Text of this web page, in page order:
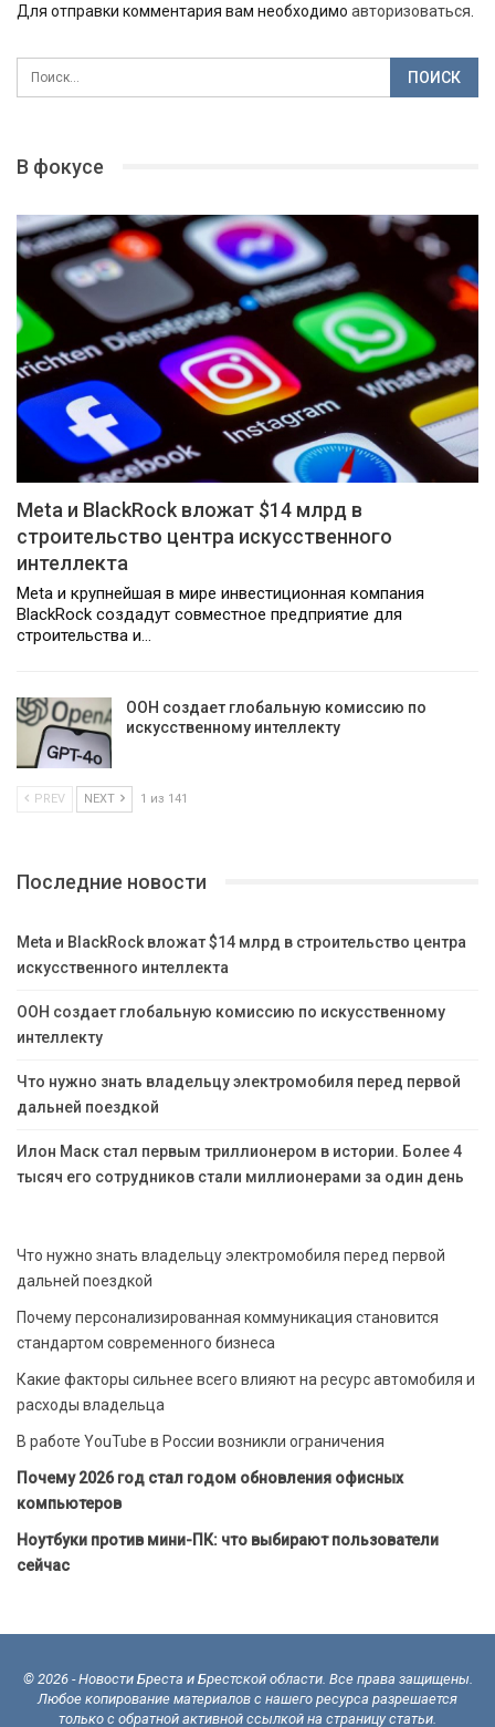
Для отправки комментария вам необходимо авторизоваться
В фокусе
Meta и BlackRock вложат $14 млрд в
строительство центра искусственного
интеллекта
Meta и крупнейшая в мире инвестиционная компания
BlackRock создадут совместное предприятие для
строительства и…
ООН создает глобальную комиссию по
искусственному интеллекту
PREV NEXT 1 из 141
Последние новости
Meta и BlackRock вложат $14 млрд в строительство центра
искусственного интеллекта
ООН создает глобальную комиссию по искусственному
интеллекту
Что нужно знать владельцу электромобиля перед первой
дальней поездкой
Илон Маск стал первым триллионером в истории. Более 4
тысяч его сотрудников стали миллионерами за один день
Что нужно знать владельцу электромобиля перед первой
дальней поездкой
Почему персонализированная коммуникация становится
стандартом современного бизнеса
Какие факторы сильнее всего влияют на ресурс автомобиля и
расходы владельца
В работе YouTube в России возникли ограничения
Почему 2026 год стал годом обновления офисных
компьютеров
Ноутбуки против мини-ПК: что выбирают пользователи
сейчас
© 2026 - Новости Бреста и Брестской области. Все права защищены.
Любое копирование материалов с нашего ресурса разрешается
только с обратной активной ссылкой на страницу статьи.